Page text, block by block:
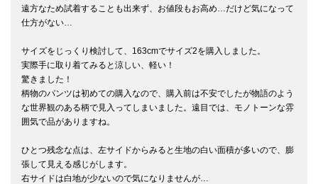
遠方なため試着することも出来ず、お値段もお高め…だけど気になって
仕方がない…
サイズをじっくり検討して、163cmでサイズ2を購入しました。
実際手に取り着てみると涼しい、軽い！
驚きました！
柄物のパンツは初めての購入なので、購入前は不安でしたが物語のよう
な世界観のある柄で見入ってしまいました。遠目では、モノトーンな雰
囲気で品がありますね。
ひとつ残念な点は、左サイドからみると生地の白い面積が多いので、膨
張して見える感じがします。
右サイドは白地が少ないので気になりませんが…